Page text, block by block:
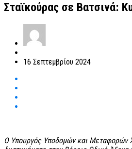
Σταϊκούρας σε Βατσινά:
16 Σεπτεμβρίου 2024
Ο Υπουργός Υποδομών και Μεταφορών